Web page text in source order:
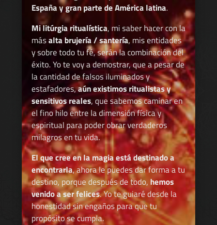
España y gran parte de América latina.
Mi litúrgia ritualística, mi saber hacer con la
másalta brujería / santería, mis entidades
y sobre todo tu fé, serán la combinación del
éxito. Yo te voy a demostrar, que a pesar de
la cantidad de falsos iluminados y
estafadores,aún existimos ritualistas y
sensitivos reales, que sabemos caminar en
el fino hilo entre la dimensión física y
espiritual para poder obrar verdaderos
milagros en tu vida.
El que cree en la magia está destinado a
encontrarla, ahora le puedes dar forma a tu
destino, porque después de todo, hemos
venido a ser felices. Yo te guiaré desde la
honestidad sin engaños para que tu
propósito se cumpla.